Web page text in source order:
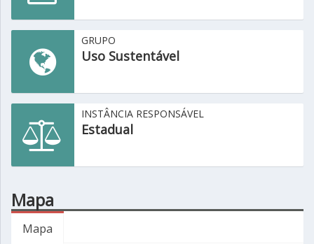
GRUPO
Uso Sustentável
INSTÂNCIA RESPONSÁVEL
Estadual
Mapa
Mapa